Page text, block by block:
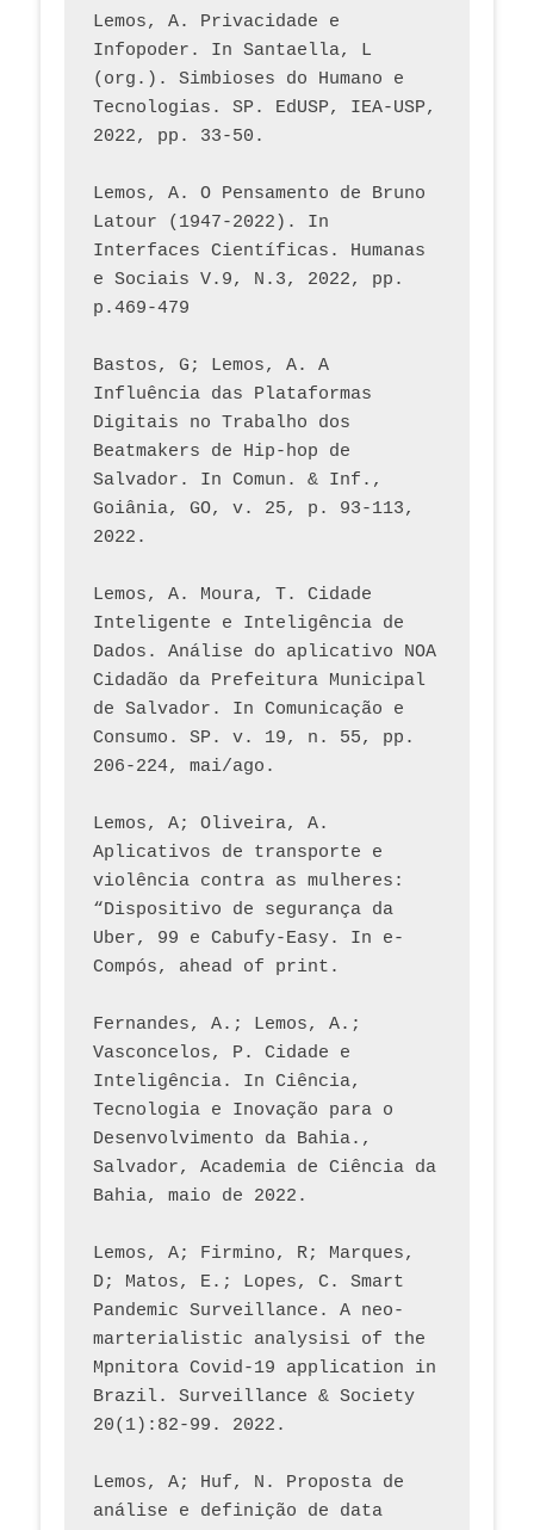
Lemos, A. Privacidade e
Infopoder. In Santaella, L
(org.). Simbioses do Humano e
Tecnologias. SP. EdUSP, IEA-USP,
2022, pp. 33-50.
Lemos, A. O Pensamento de Bruno
Latour (1947-2022). In
Interfaces Científicas. Humanas
e Sociais V.9, N.3, 2022, pp.
p.469-479
Bastos, G; Lemos, A. A
Influência das Plataformas
Digitais no Trabalho dos
Beatmakers de Hip-hop de
Salvador. In Comun. & Inf.,
Goiânia, GO, v. 25, p. 93-113,
2022.
Lemos, A. Moura, T. Cidade
Inteligente e Inteligência de
Dados. Análise do aplicativo NOA
Cidadão da Prefeitura Municipal
de Salvador. In Comunicação e
Consumo. SP. v. 19, n. 55, pp.
206-224, mai/ago.
Lemos, A; Oliveira, A.
Aplicativos de transporte e
violência contra as mulheres:
“Dispositivo de segurança da
Uber, 99 e Cabufy-Easy. In e-
Compós, ahead of print.
Fernandes, A.; Lemos, A.;
Vasconcelos, P. Cidade e
Inteligência. In Ciência,
Tecnologia e Inovação para o
Desenvolvimento da Bahia.,
Salvador, Academia de Ciência da
Bahia, maio de 2022.
Lemos, A; Firmino, R; Marques,
D; Matos, E.; Lopes, C. Smart
Pandemic Surveillance. A neo-
marterialistic analysisi of the
Mpnitora Covid-19 application in
Brazil. Surveillance & Society
20(1):82-99. 2022.
Lemos, A; Huf, N. Proposta de
análise e definição de data